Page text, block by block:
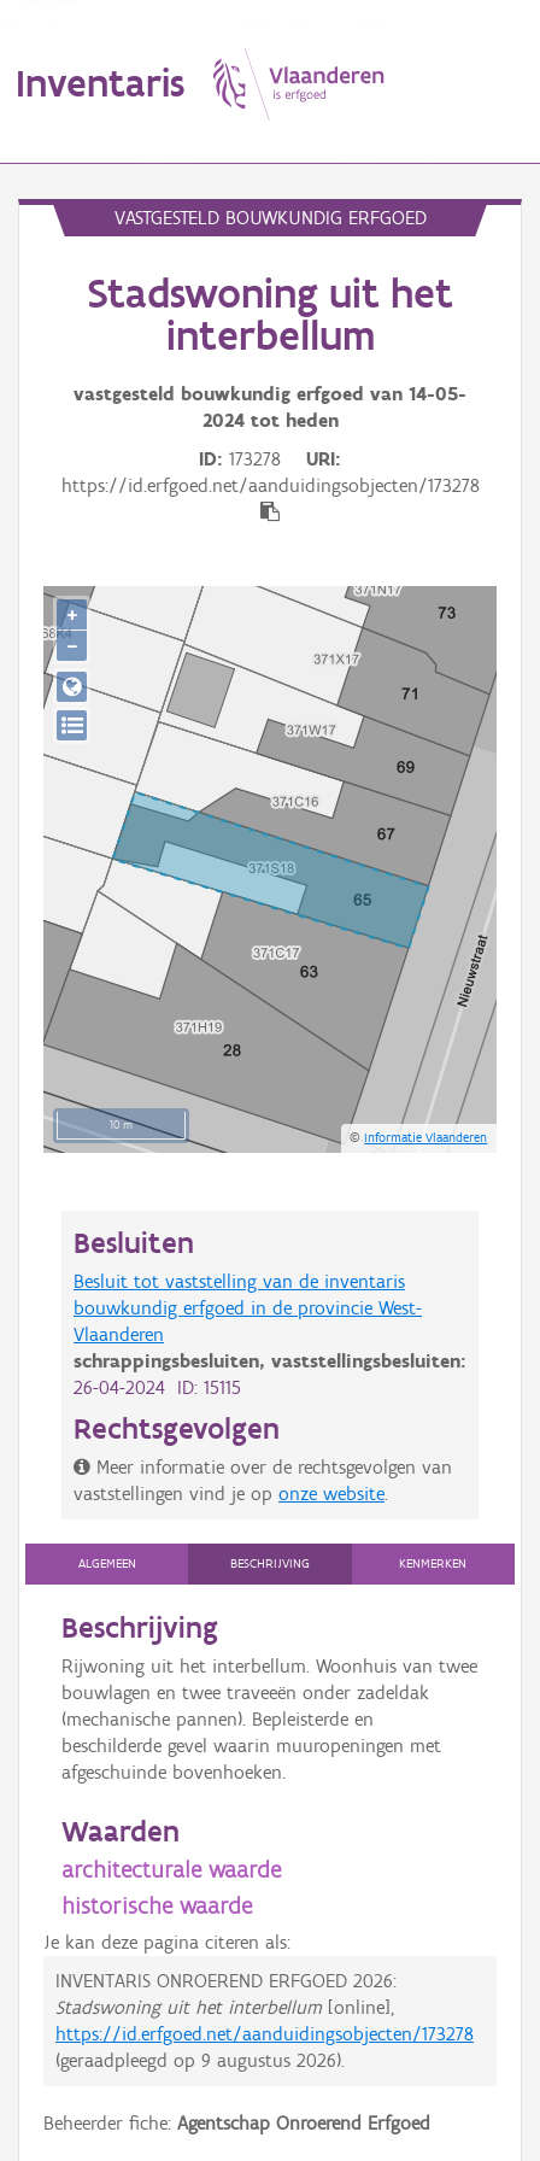
Inventaris
Erfgoedobject
Waarneming
Gebeurtenis
Downloads
Hergebruik
Aanmelden
VASTGESTELD BOUWKUNDIG ERFGOED
Stadswoning uit het
interbellum
vastgesteld bouwkundig erfgoed van 14-05-
2024tot heden
ID 173278
URI
https://id.erfgoed.net/aanduidingsobjecten/173278
10 m
©Informatie Vlaanderen
+
−
Besluiten
Besluit tot vaststelling van de inventaris
bouwkundig erfgoed in de provincie West-
Vlaanderen
schrappingsbesluiten, vaststellingsbesluiten:
26-04-2024 ID: 15115
Rechtsgevolgen
Meer informatie over de rechtsgevolgen van
vaststellingen vind je op onze website
ALGEMEEN BESCHRIJVING KENMERKEN
Beschrijving
Rijwoning uit het interbellum. Woonhuis van twee
bouwlagen en twee traveeën onder zadeldak
(mechanische pannen). Bepleisterde en
beschilderde gevel waarin muuropeningen met
afgeschuinde bovenhoeken.
Waarden
architecturale waarde
historische waarde
Je kan deze pagina citeren als:
INVENTARIS ONROEREND ERFGOED 2026:
Stadswoning uit het interbellum [online],
https://id.erfgoed.net/aanduidingsobjecten/173278
(geraadpleegd op 9 augustus 2026).
Beheerder fiche: Agentschap Onroerend Erfgoed